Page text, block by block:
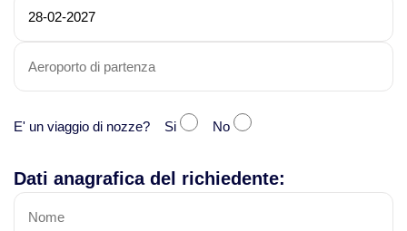
E' un viaggio di nozze? Si No
Dati anagrafica del richiedente: